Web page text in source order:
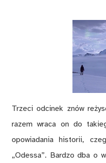
Trzeci odcinek znów
razem wraca on do
opowiadania historii,
„Odessa”. Bardzo dba o